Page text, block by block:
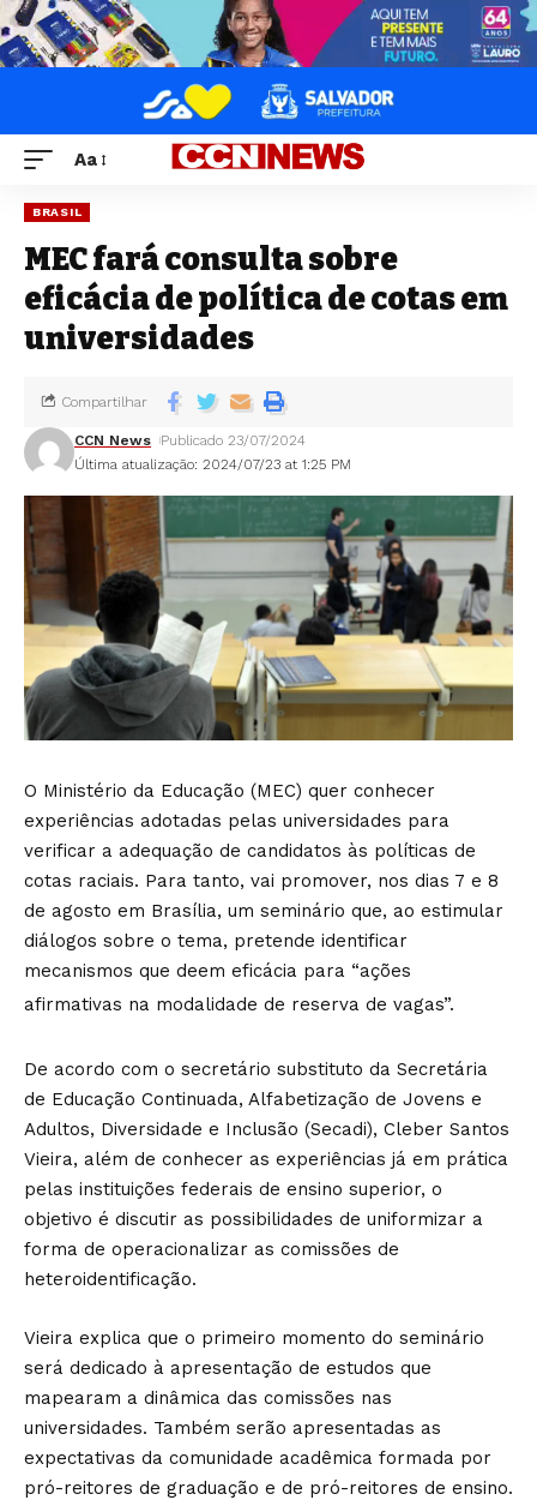
Aa
BRASIL
MEC fará consulta sobre
eficácia de política de cotas em
universidades
Última atualização: 2024/07/23 at 1:25 PM
CCN News Publicado 23/07/2024
Compartilhar
O Ministério da Educação (MEC) quer conhecer
experiências adotadas pelas universidades para
verificar a adequação de candidatos às políticas de
cotas raciais. Para tanto, vai promover, nos dias 7 e 8
de agosto em Brasília, um seminário que, ao estimular
diálogos sobre o tema, pretende identificar
mecanismos que deem eficácia para “ações
afirmativas na modalidade de reserva de vagas”.
De acordo com o secretário substituto da Secretária
de Educação Continuada, Alfabetização de Jovens e
Adultos, Diversidade e Inclusão (Secadi), Cleber Santos
Vieira, além de conhecer as experiências já em prática
pelas instituições federais de ensino superior, o
objetivo é discutir as possibilidades de uniformizar a
forma de operacionalizar as comissões de
heteroidentificação.
Vieira explica que o primeiro momento do seminário
será dedicado à apresentação de estudos que
mapearam a dinâmica das comissões nas
universidades. Também serão apresentadas as
expectativas da comunidade acadêmica formada por
pró-reitores de graduação e de pró-reitores de ensino.